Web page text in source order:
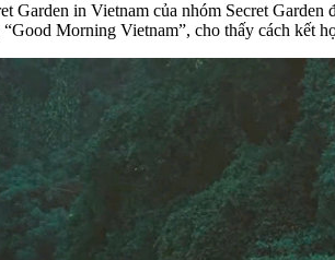
Garden in Vietnam của nhóm Secret
Morning Vietnam”, cho thấy cách kết